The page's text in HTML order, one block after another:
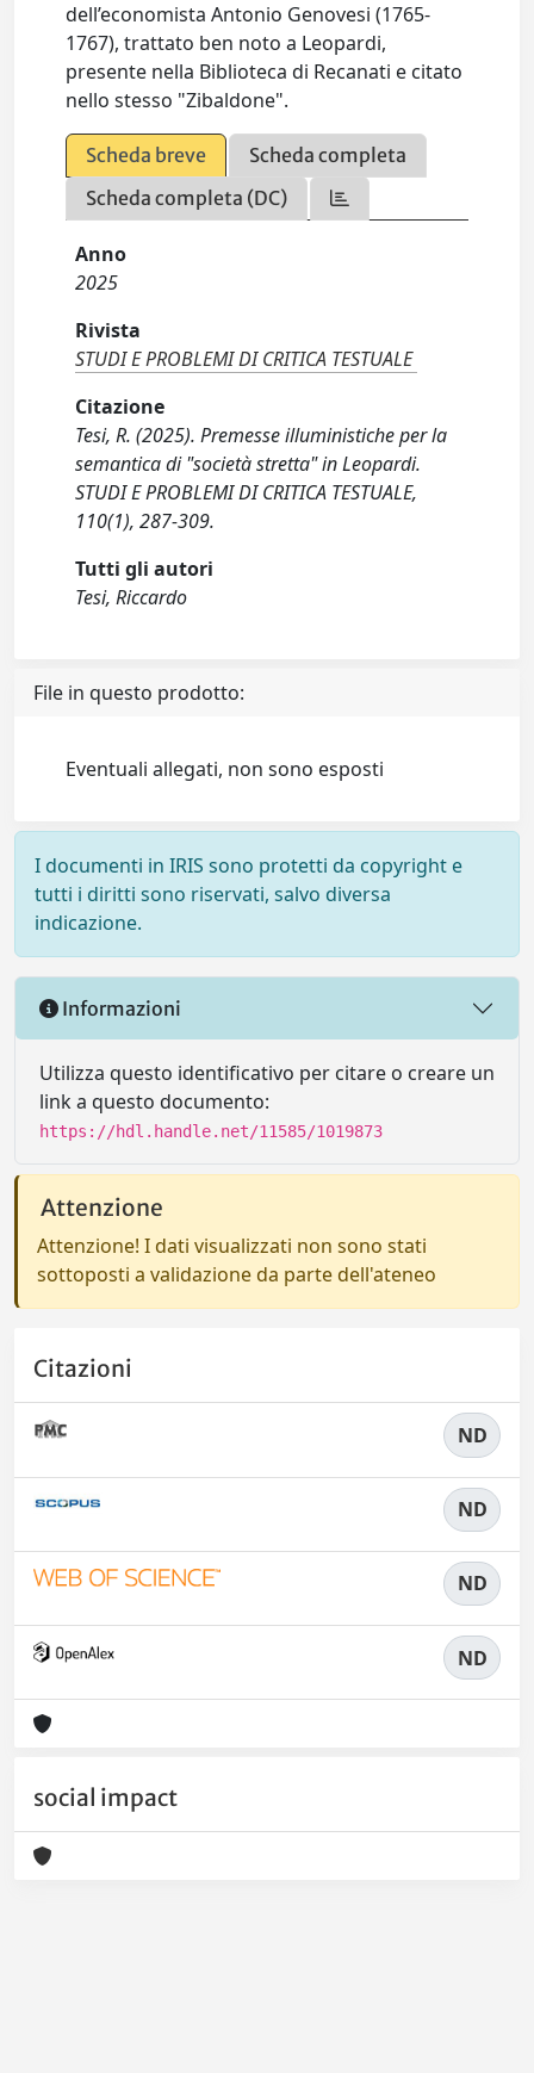
dell’economista Antonio Genovesi (1765-
1767), trattato ben noto a Leopardi,
presente nella Biblioteca di Recanati e citato
nello stesso "Zibaldone".
Scheda breve
Scheda completa
Scheda completa (DC)
Anno
2025
Rivista
STUDI E PROBLEMI DI CRITICA TESTUALE
Citazione
Tesi, R. (2025). Premesse illuministiche per la
semantica di "società stretta" in Leopardi.
STUDI E PROBLEMI DI CRITICA TESTUALE,
110(1), 287-309.
Tutti gli autori
Tesi, Riccardo
File in questo prodotto:
Eventuali allegati, non sono esposti
I documenti in IRIS sono protetti da copyright e
tutti i diritti sono riservati, salvo diversa
indicazione.
Informazioni
Utilizza questo identificativo per citare o creare un
link a questo documento:
https://hdl.handle.net/11585/1019873
Attenzione
Attenzione! I dati visualizzati non sono stati
sottoposti a validazione da parte dell'ateneo
Citazioni
ND
ND
ND
ND
social impact